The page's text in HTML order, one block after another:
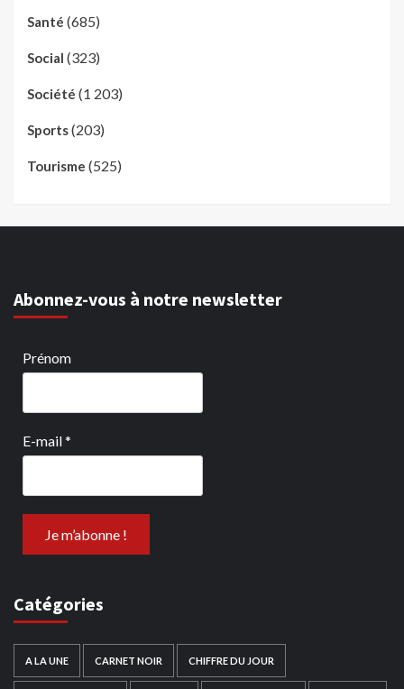
Santé (685)
Social (323)
Société (1 203)
Sports(203)
Tourisme (525)
Abonnez-vous à notre newsletter
Prénom
E-mail*
Catégories
A LA UNE CARNET NOIR CHIFFRE DU JOUR